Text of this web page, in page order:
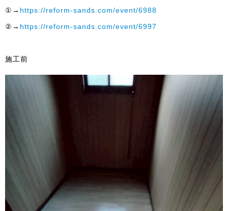
①→ https://reform-sands.com/event/6988
②→ https://reform-sands.com/event/6997
施工前